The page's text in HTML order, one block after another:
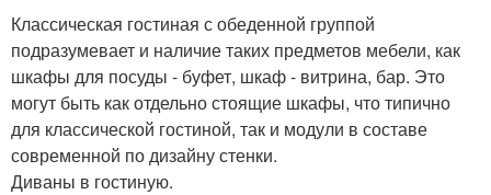
Классическая гостиная с обеденной группой
подразумевает и наличие таких предметов мебели, как
шкафы для посуды - буфет, шкаф - витрина, бар. Это
могут быть как отдельно стоящие шкафы, что типично
для классической гостиной, так и модули в составе
современной по дизайну стенки.
Диваны в гостиную.